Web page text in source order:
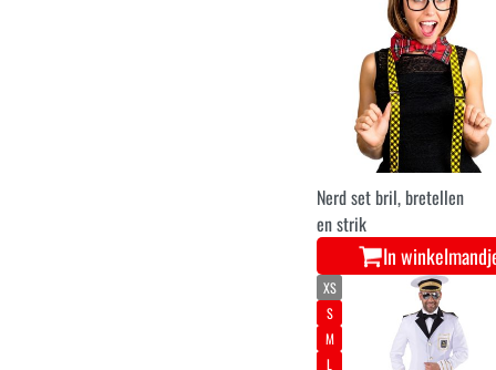
Nerd set bril, bretellen
en strik
In
XS
S
M
L